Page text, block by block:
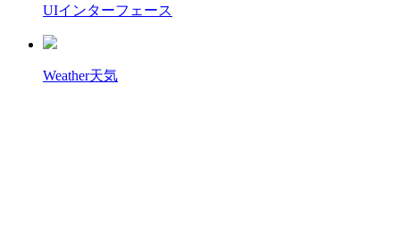
UIインターフェース
Weather天気